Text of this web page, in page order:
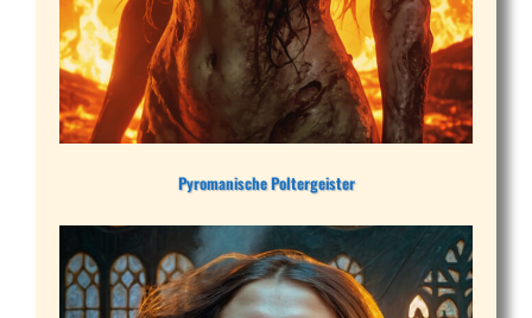
Pyromanische Poltergeister